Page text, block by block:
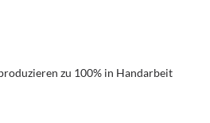
zu 100% in Handarbeit